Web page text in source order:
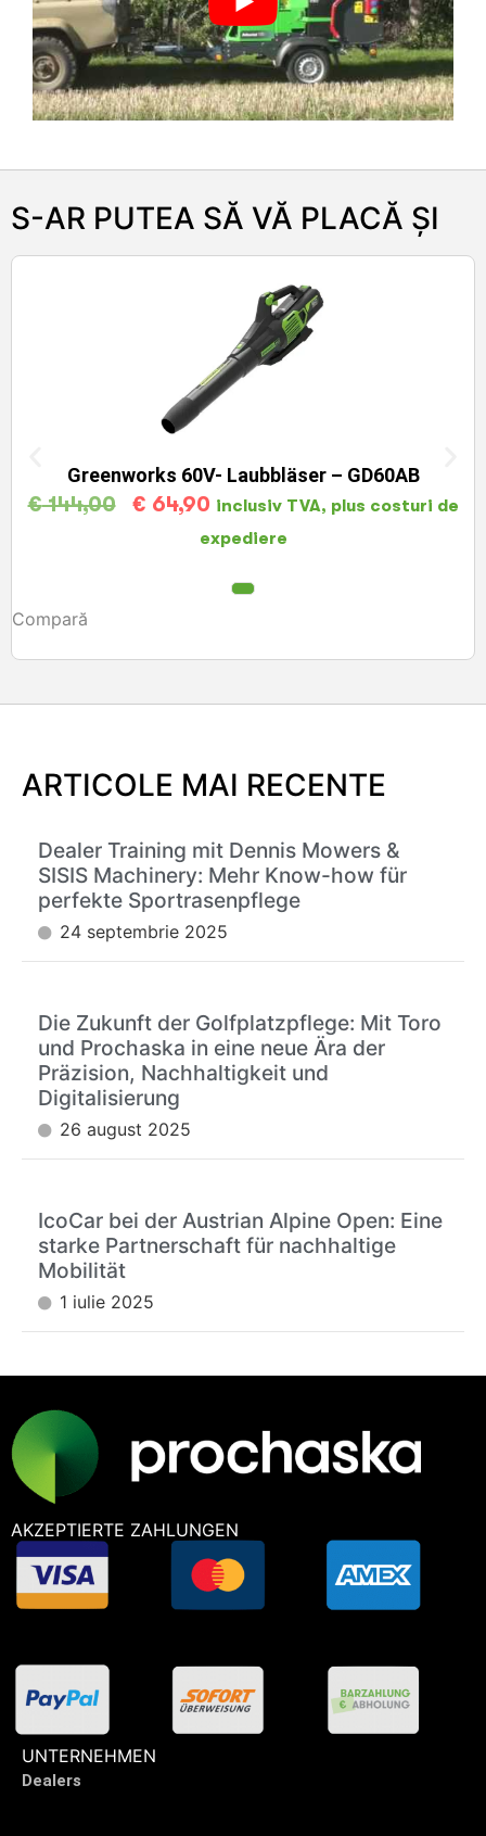
S-AR PUTEA SĂ VĂ PLACĂ ȘI
Greenworks 60V- Laubbläser – GD60AB
€144,00 € 64,90 inclusiv TVA, plus costuri de
expediere
Compară
ARTICOLE MAI RECENTE
Dealer Training mit Dennis Mowers &
SISIS Machinery: Mehr Know-how für
perfekte Sportrasenpflege
24 septembrie 2025
Die Zukunft der Golfplatzpflege: Mit Toro
und Prochaska in eine neue Ära der
Präzision, Nachhaltigkeit und
Digitalisierung
26 august 2025
IcoCar bei der Austrian Alpine Open: Eine
starke Partnerschaft für nachhaltige
Mobilität
1 iulie 2025
AKZEPTIERTE ZAHLUNGEN
UNTERNEHMEN
Dealers